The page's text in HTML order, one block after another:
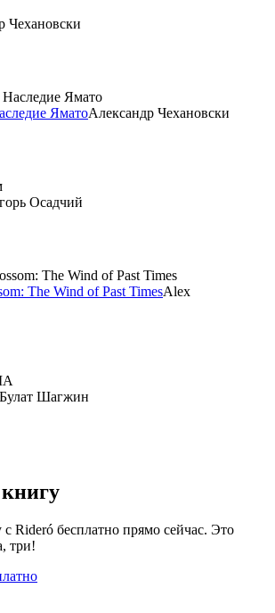
Чехановски
ЯматоАлександр Чехановски
Осадчий
The Wind of Past TimesAlex
Булат Шагжин
Rideró бесплатно прямо сейчас. Это
три!